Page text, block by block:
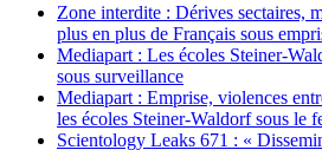
Zone interdite : Dérives sectaires,
plus en plus de Français sous
Mediapart : Les écoles Steiner-
sous surveillance
Mediapart : Emprise, violences
les écoles Steiner-Waldorf sous le
Scientology Leaks 671 : «